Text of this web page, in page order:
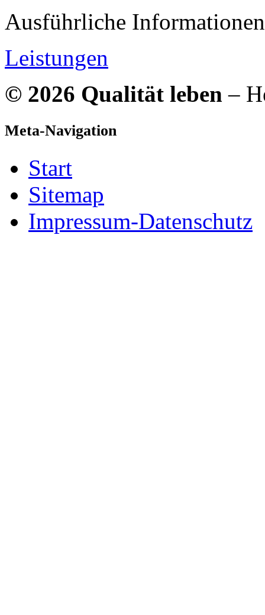
Ausführliche
Leistungen
© 2026 Qualität leben –
Meta-Navigation
Start
Sitemap
Impressum-Datenschutz